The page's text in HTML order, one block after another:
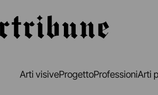
Arti visiveProgettoProfessioniArti